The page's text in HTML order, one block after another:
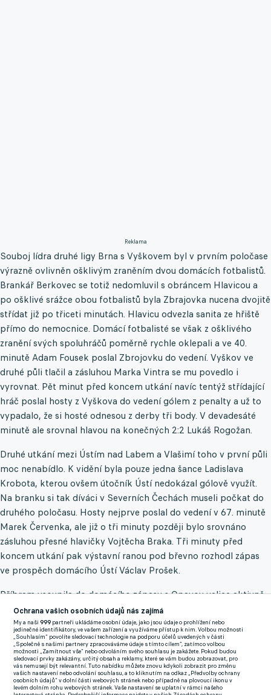
Reklama
Souboj lídra druhé ligy Brna s Vyškovem byl v prvním poločase
výrazně ovlivněn ošklivým zraněním dvou domácích fotbalistů.
Brankář Berkovec se totiž nedomluvil s obráncem Hlavicou a
po ošklivé srážce obou fotbalistů byla Zbrajovka nucena dvojitě
střídat již po třiceti minutách. Hlavicu odvezla sanita ze hřiště
přímo do nemocnice. Domácí fotbalisté se však z ošklivého
zranění svých spoluhráčů poměrně rychle oklepali a ve 40.
minutě Adam Fousek poslal Zbrojovku do vedení. Vyškov ve
druhé půli tlačil a zásluhou Marka Vintra se mu povedlo i
vyrovnat. Pět minut před koncem utkání navíc tentýž střídající
hráč poslal hosty z Vyškova do vedení gólem z penalty a už to
vypadalo, že si hosté odnesou z derby tři body. V devadesáté
minutě ale srovnal hlavou na konečných 2:2 Lukáš Rogožan.
Druhé utkání mezi Ústím nad Labem a Vlašimí toho v první půli
moc nenabídlo. K vidění byla pouze jedna šance Ladislava
Krobota, kterou ovšem útočník Ústí nedokázal gólově využít.
Na branku si tak díváci v Severních Čechách museli počkat do
druhého poločasu. Hosty nejprve poslal do vedení v 67. minutě
Marek Červenka, ale již o tři minuty později bylo srovnáno
zásluhou přesné hlavičky Vojtěcha Braka. Tři minuty před
koncem utkání pak výstavní ranou pod břevno rozhodl zápas
ve prospěch domácího Ústí Václav Prošek.
Příbram vsoupila do domácího zápasu s Opavou velice aktivně
a již ve čtvrté minutě rozvlnil siť hostí René Dedič. To však bylo
v prním poločase prakticky vše podstatné. Až v 74. minutě
přišla další podstatná událost, kdy Tomáš Pilík z levé proběhl až
k bráně a přidal druhý gól Příbrami.
Také Prostějov vsoupil do utkání s Jihlavou velmi aktivně a již v
první dvacetiminutovce si vypracoval hned sedm rohových
Ochrana vašich osobních údajů nás zajímá
My a naši999 partneři ukládáme osobní údaje, jako jsou údaje o prohlížení nebo
jedinečné identifikátory, ve vašem zařízení a využíváme přístup k nim. Volbou možnosti
„Souhlasím“ povolíte sledovací technologie na podporu účelů uvedených v části
„Společně s našimi partnery zpracováváme údaje s tímto cílem“, zatímco volbou
možnosti „Zamítnout vše“ nebo odvoláním svého souhlasu je zakážete. Pokud budou
sledovací prvky zakázány, určitý obsah a reklamy, které se vám budou zobrazovat, pro
vás nemusejí být relevantní. Tuto nabídku můžete znovu kdykoli zobrazit pro změnu
vašich nastavení nebo odvolání souhlasu, a to kliknutím na odkaz „Předvolby ochrany
osobních údajů“ v dolní části webových stránek nebo případně na plovoucí ikonu v
levém dolním rohu webových stránek. Vaše nastavení se uplatní v rámci našeho